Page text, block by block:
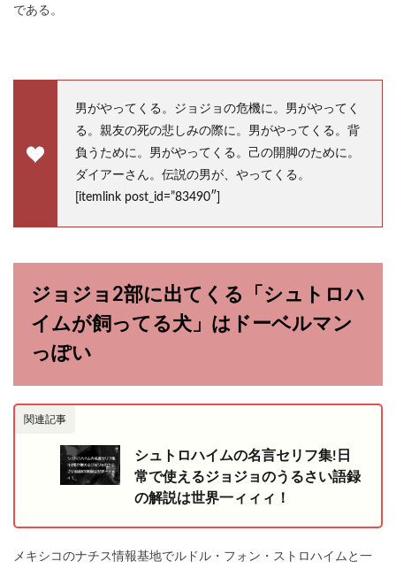
である。
男がやってくる。ジョジョの危機に。男がやってく
る。親友の死の悲しみの際に。男がやってくる。背
負うために。男がやってくる。己の開脚のために。
ダイアーさん。伝説の男が、やってくる。
[itemlink post_id=”83490″]
ジョジョ2部に出てくる「シュトロハ
イムが飼ってる犬」はドーベルマン
っぽい
関連記事
シュトロハイムの名言セリフ集!日
常で使えるジョジョのうるさい語録
の解説は世界一ィィィ！
メキシコのナチス情報基地でルドル・フォン・ストロハイムと一